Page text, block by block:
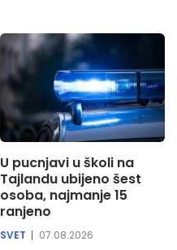
U pucnjavi u školi na
Tajlandu ubijeno šest
osoba, najmanje 15
ranjeno
SVET 07.08.2026